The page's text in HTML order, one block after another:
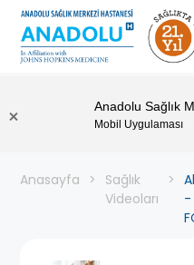
Anadolu Sağlık
Mobil Uygulaması
Anasayfa
Sağlık
Videoları
-